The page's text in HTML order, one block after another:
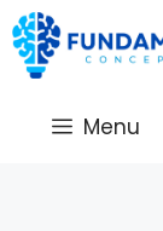
Saltar
al
contenido
Menu